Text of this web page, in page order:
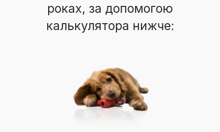
роках, за допомогою
калькулятора нижче: